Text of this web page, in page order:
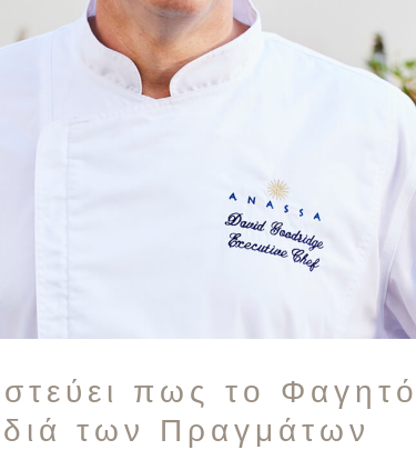
πως το Φαγητό
των Πραγμάτων